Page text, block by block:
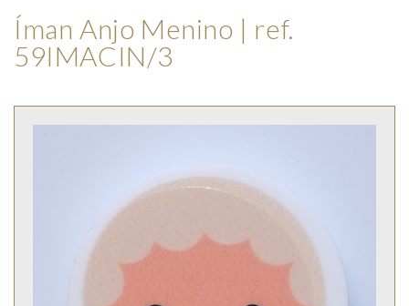
Íman Anjo Menino | ref.
59IMACIN/3